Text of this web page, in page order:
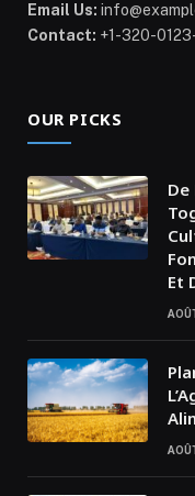
Email Us:
Contact: +1-320-
OUR PICKS
De
Et